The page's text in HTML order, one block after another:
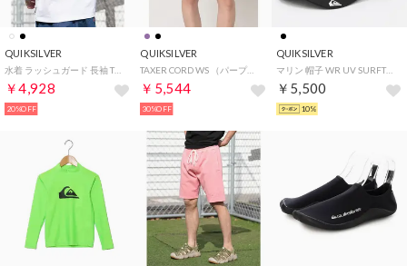
QUIKSILVER
￥4,928
20%OFF
QUIKSILVER
￥5,544
30%OFF
QUIKSILVER
マリン 帽子 WR UV SURFTRIP CAP 6 PANEL （ブラック）
￥5,500
10%